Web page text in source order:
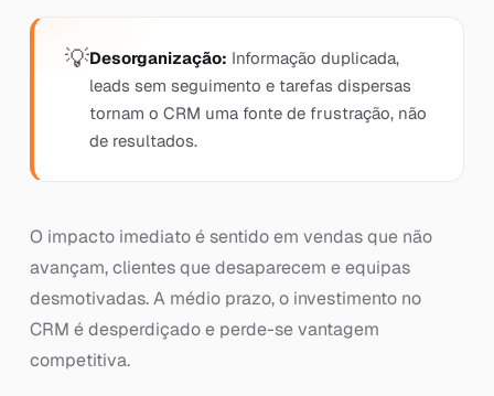
Desorganização: Informação duplicada,
leads sem seguimento e tarefas dispersas
tornam o CRM uma fonte de frustração, não
de resultados.
O impacto imediato é sentido em vendas que não
avançam, clientes que desaparecem e equipas
desmotivadas. A médio prazo, o investimento no
CRM é desperdiçado e perde-se vantagem
competitiva.